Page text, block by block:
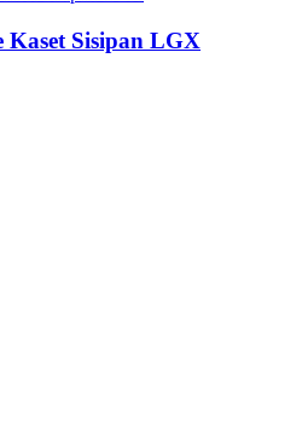
Kaset Sisipan LGX